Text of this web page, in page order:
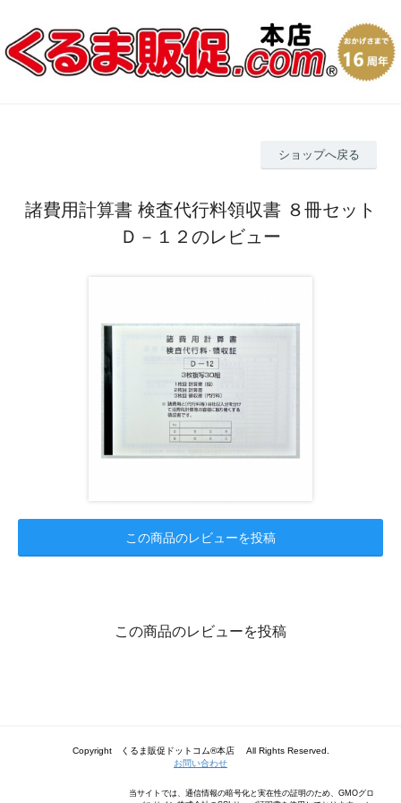
ショップへ戻る
諸費用計算書 検査代行料領収書 ８冊セット
Ｄ－１２のレビュー
この商品のレビューを投稿
この商品のレビューを投稿
Copyright くるま販促ドットコム®本店 All Rights Reserved.
お問い合わせ
当サイトでは、通信情報の暗号化と実在性の証明のため、GMOグロ